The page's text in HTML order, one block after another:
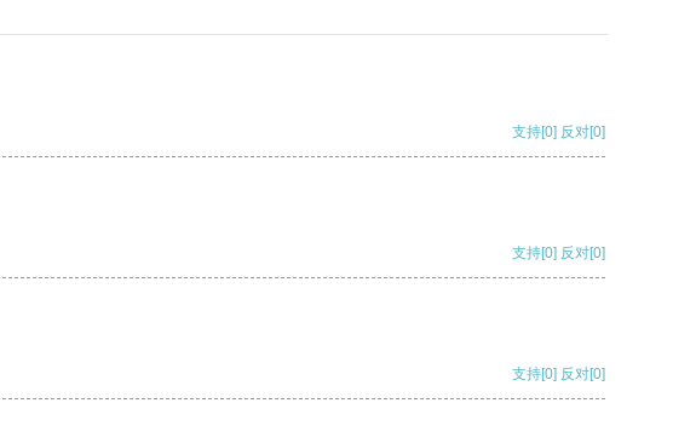
支持[0] 反对[0]
支持[0] 反对[0]
支持[0] 反对[0]